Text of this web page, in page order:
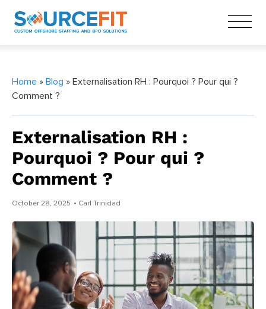
Home » Blog » Externalisation RH : Pourquoi ? Pour qui ?
Comment ?
Externalisation RH :
Pourquoi ? Pour qui ?
Comment ?
October 28, 2025 • Carl Trinidad